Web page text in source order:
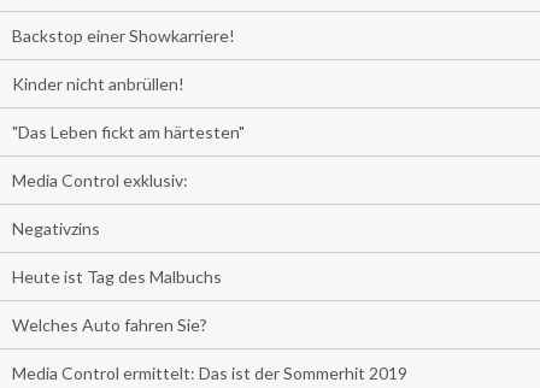
Backstop einer Showkarriere!
Kinder nicht anbrüllen!
"Das Leben fickt am härtesten"
Media Control exklusiv:
Negativzins
Heute ist Tag des Malbuchs
Welches Auto fahren Sie?
Media Control ermittelt: Das ist der Sommerhit 2019